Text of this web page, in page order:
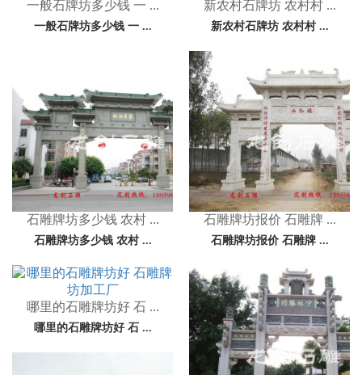
一般石牌坊多少钱 一 ...
一般石牌坊多少钱 一 ...
石雕牌坊多少钱 农村 ...
石雕牌坊多少钱 农村 ...
哪里的石雕牌坊好 石 ...
哪里的石雕牌坊好 石 ...
新农村石牌坊 农村村 ...
新农村石牌坊 农村村 ...
石雕牌坊报价 石雕牌 ...
石雕牌坊报价 石雕牌 ...